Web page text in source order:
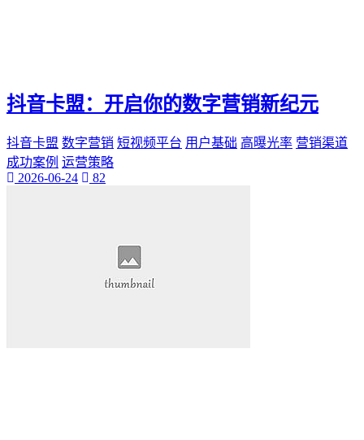
抖音卡盟：开启你的数字营销新纪元
抖音卡盟 数字营销 短视频平台 用户基础 高曝光率 营销渠道
成功案例 运营策略
2026-06-24
82